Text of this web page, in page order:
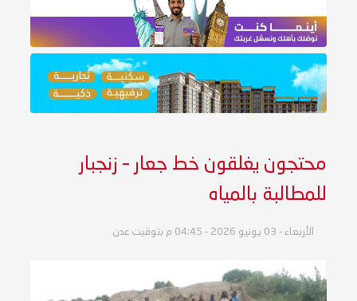
محتجون يغلقون خط جعار – زنجبار
للمطالبة بالمياه
الأربعاء - 03 يونيو 2026 - 04:45 م بتوقيت عدن